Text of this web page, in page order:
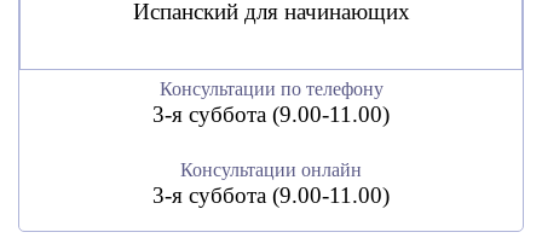
Испанский для начинающих
Консультации по телефону
3-я суббота (9.00-11.00)
Консультации онлайн
3-я суббота (9.00-11.00)